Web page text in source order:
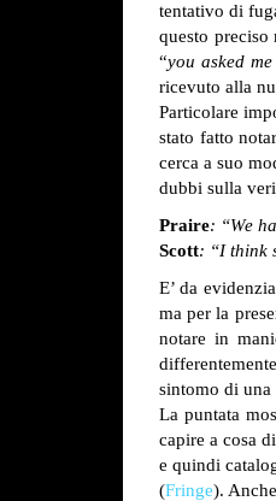
tentativo di
questo preciso
“you asked
ricevuto alla
Particolare
stato fatto
cerca a suo
dubbi sulla
Praire: “We
Scott: “I think
E’ da
ma per la
notare in
sintomo di una
La puntata
capire a cosa
e quindi
(Fringe).